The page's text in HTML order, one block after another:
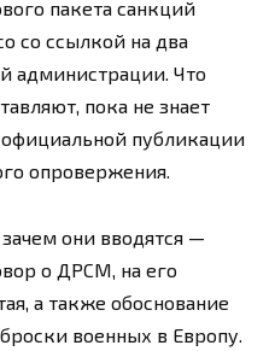
пакета санкций
со ссылкой на два
администрации. Что
пока не знает
публикации
опровержения.
они вводятся —
о ДРСМ, на его
а также обоснование
военных в Европу.